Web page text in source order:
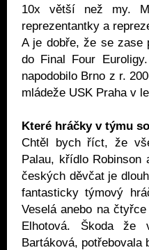
10x větší než my.
reprezentantky a
A je dobře, že se zase
do Final Four
napodobilo Brno z r.
mládeže USK Praha v
Které hráčky v týmu
Chtěl bych říct, že
Palau, křídlo Robinson
českých děvčat je
fantasticky týmový
Veselá anebo na
Elhotová. Škoda že
Bartáková, potřebovala